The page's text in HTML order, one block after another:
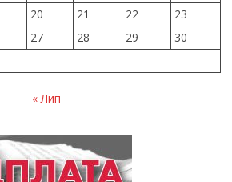
20 21 22
23
27 28 29
30
« Лип